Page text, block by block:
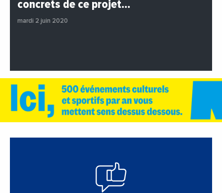
#Entreprises
#Institutions
concrets de ce projet…
mardi 2 juin 2020